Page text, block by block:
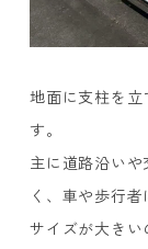
地面に支柱を
す。
主に道路沿い
く、車や歩行
サイズが大き